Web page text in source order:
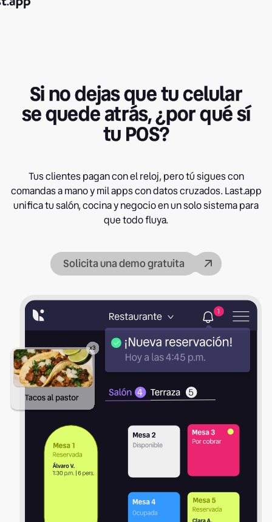
Si no dejas que tu celular
se quede atrás, ¿por qué sí
tu POS?
Tus clientes pagan con el reloj, pero tú sigues con
comandas a mano y mil apps con datos cruzados. Last.app
unifica tu salón, cocina y negocio en un solo sistema para
que todo fluya.
Solicita una demo gratuita